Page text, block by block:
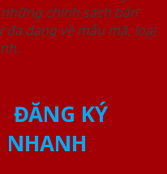
những chính sách bán
đa dạng về mẫu mã, loại
ĐĂNG KÝ
NHANH